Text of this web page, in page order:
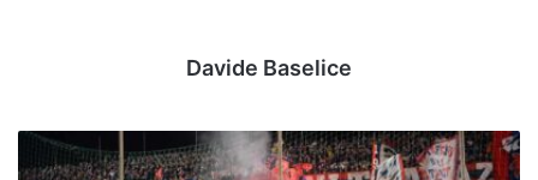
Davide Baselice
Taranto